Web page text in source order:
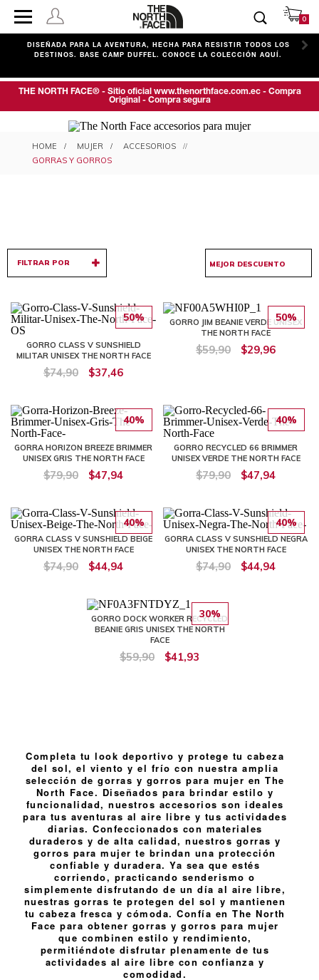
0
DISEÑADA PARA LA AVENTURA, HECHA PARA RESISTIR TODOS LOS
DESTINOS. BASE CAMP DUFFEL. CONOCE LA COLECCIÓN AQUÍ.
THE NORTH FACE® - Sitio oficial www.thenorthface.com.ec - Compra
Original - Compra segura
GORRAS Y GORROS PARA MUJER
MUJER
ACCESORIOS
GORRAS Y GORROS
FILTRAR POR
50%
GORRO CLASS V SUNSHIELD
MILITAR UNISEX THE NORTH FACE
$74,90 $37,46
50%
GORRO JIM BEANIE VERDE UNISEX
THE NORTH FACE
$59,90 $29,96
40%
GORRA HORIZON BREEZE BRIMMER
UNISEX GRIS THE NORTH FACE
$79,90 $47,94
40%
GORRO RECYCLED 66 BRIMMER
UNISEX VERDE THE NORTH FACE
$79,90 $47,94
40%
GORRA CLASS V SUNSHIELD BEIGE
UNISEX THE NORTH FACE
$74,90 $44,94
40%
GORRA CLASS V SUNSHIELD NEGRA
UNISEX THE NORTH FACE
$74,90 $44,94
30%
GORRO DOCK WORKER RECYCLED
BEANIE GRIS UNISEX THE NORTH
FACE
$59,90 $41,93
Completa tu look deportivo y protege tu cabeza
del sol, el viento y el frío con nuestra amplia
selección de gorras y gorros para mujer en The
North Face. Diseñados para brindar estilo y
funcionalidad, nuestros accesorios son ideales
para tus aventuras al aire libre y tus actividades
diarias. Confeccionados con materiales
duraderos y de alta calidad, nuestros gorras y
gorros para mujer te brindan una protección
confiable y duradera. Ya sea que estés
corriendo, practicando senderismo o
simplemente disfrutando de un día al aire libre,
nuestras gorras te protegen del sol y mantienen
tu cabeza fresca y cómoda. Confía en The North
Face para obtener gorras y gorros para mujer
que combinen estilo y rendimiento,
permitiéndote disfrutar plenamente de tus
actividades al aire libre con confianza y
comodidad.